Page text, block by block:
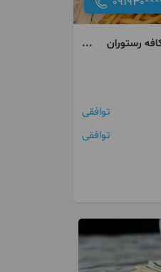
رستوران
توافقی
توافقی